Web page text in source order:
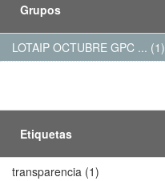
Grupos
LOTAIP OCTUBRE GPC ... (1)
Etiquetas
transparencia (1)